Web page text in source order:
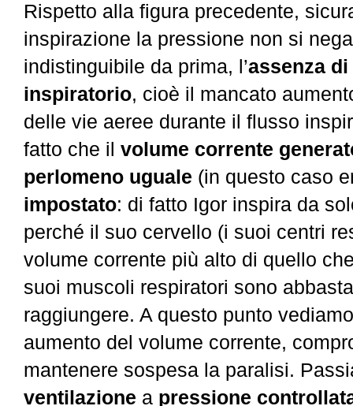
Rispetto alla figura precedente,
inspirazione la pressione non si
indistinguibile da prima, l’assenza
inspiratorio, cioè il mancato
delle vie aeree durante il flusso
fatto che il volume corrente
perlomeno uguale (in questo caso
impostato: di fatto Igor inspira da
perché il suo cervello (i suoi centri
volume corrente più alto di quello
suoi muscoli respiratori sono
raggiungere. A questo punto
aumento del volume corrente,
mantenere sospesa la paralisi.
ventilazione a pressione